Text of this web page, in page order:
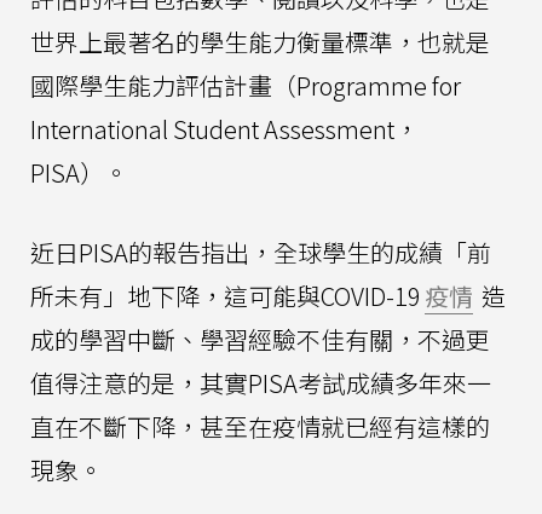
世界上最著名的學生能力衡量標準，也就是
國際學生能力評估計畫（Programme for
International Student Assessment，
PISA）。
近日PISA的報告指出，全球學生的成績「前
所未有」地下降，這可能與COVID-19 疫情 造
成的學習中斷、學習經驗不佳有關，不過更
值得注意的是，其實PISA考試成績多年來一
直在不斷下降，甚至在疫情就已經有這樣的
現象。